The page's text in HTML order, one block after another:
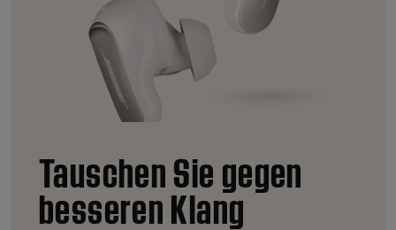
Tauschen Sie gegen
besseren Klang